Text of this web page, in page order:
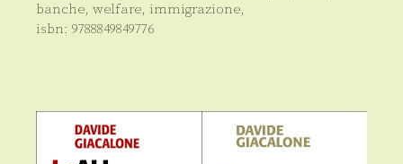
banche, welfare, immigrazione,
isbn: 9788849849776